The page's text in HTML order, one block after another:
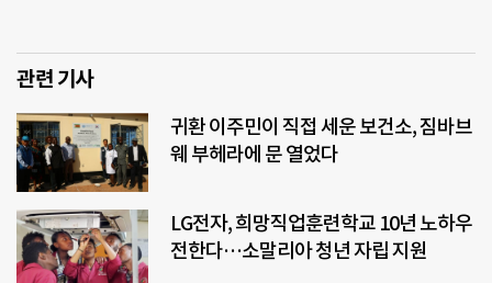
관련 기사
귀환 이주민이 직접 세운 보건소, 짐바브
웨 부헤라에 문 열었다
LG전자, 희망직업훈련학교 10년 노하우
전한다…소말리아 청년 자립 지원